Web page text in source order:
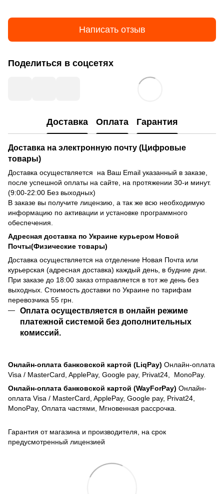
Написать отзыв
Поделиться в соцсетях
Доставка Оплата Гарантия
Доставка на электронную почту (Цифровые
товары)
Доставка осуществляется на Ваш Email указанный в заказе,
после успешной оплаты на сайте, на протяжении 30-и минут.
(9:00-22:00 Без выходных)
В заказе вы получите лицензию, а так же всю необходимую
информацию по активации и установке программного
обеспечения.
Адресная доставка по Украине курьером Новой
Почты(Физические товары)
Доставка осуществляется на отделение Новая Почта или
курьерская (адресная доставка) каждый день, в будние дни.
При заказе до 18:00 заказ отправляется в тот же день без
выходных. Стоимость доставки по Украине по тарифам
перевозчика 55 грн.
Оплата осуществляется в онлайн режиме
платежной системой без дополнительных
комиссий.
Онлайн-оплата банковской картой (LiqPay) Онлайн-оплата
Visa / MasterCard, ApplePay, Google pay, Privat24, MonoPay.
Онлайн-оплата банковской картой (WayForPay) Онлайн-
оплата Visa / MasterCard, ApplePay, Google pay, Privat24,
MonoPay, Оплата частями, Мгновенная рассрочка.
Гарантия от магазина и производителя, на срок
предусмотренный лицензией